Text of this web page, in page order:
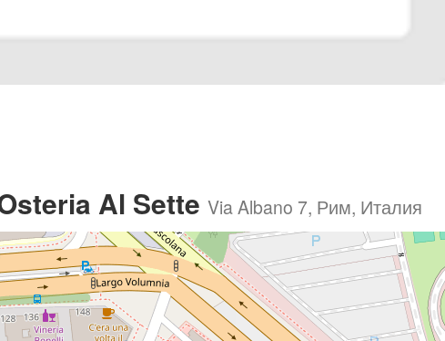
Al Sette Via Albano 7, Рим, Италия